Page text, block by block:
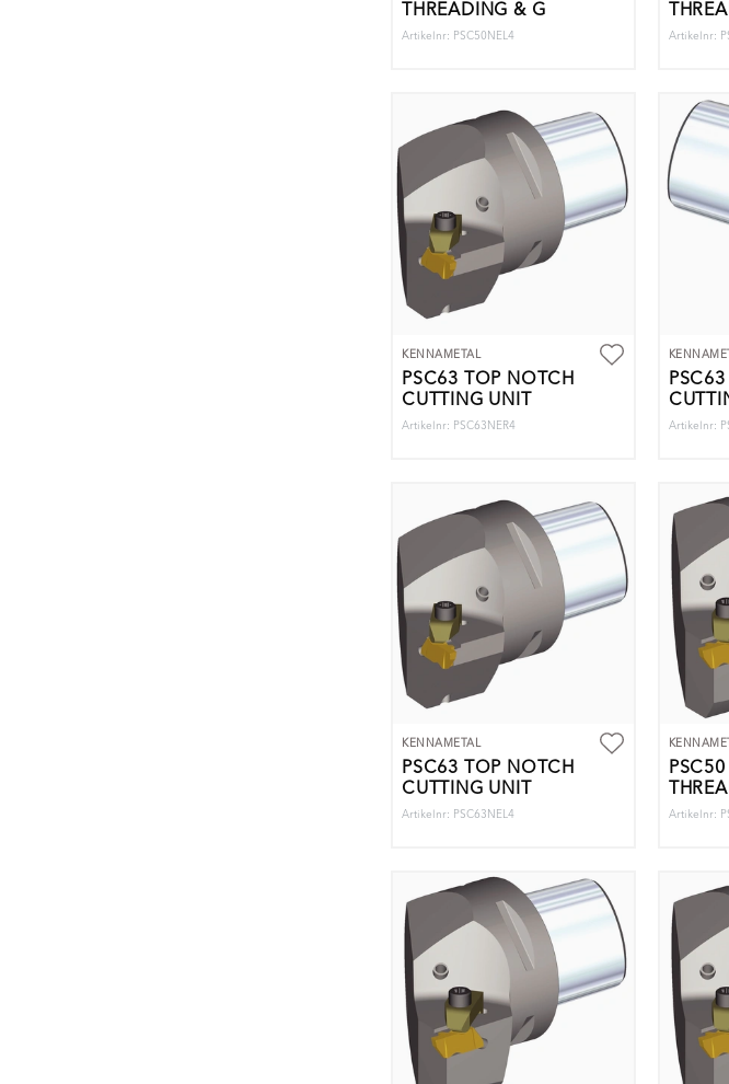
THREADING & G
Artikelnr: PSC50NEL4 Artikelnr:
KENNAMETAL
PSC63 TOP NOTCH
CUTTING UNIT
Artikelnr: PSC63NER4 Artikelnr:
KENNAMETAL
PSC63 TOP NOTCH
CUTTING UNIT
Artikelnr: PSC63NEL4 Artikelnr: